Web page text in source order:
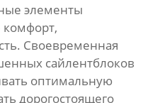
элементы
Своевременная
сайлентблоков
оптимальную
дорогостоящего